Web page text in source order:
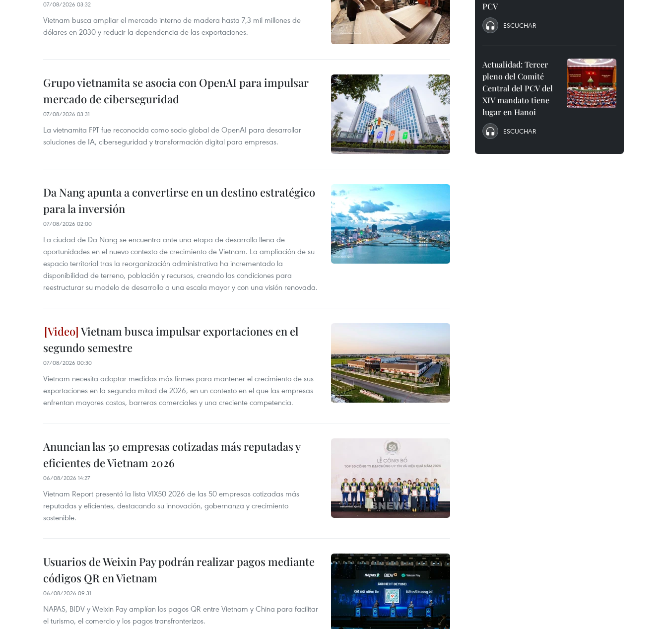
07/08/2026 03:32
Vietnam busca ampliar el mercado interno de madera hasta 7,3 mil millones de
dólares en 2030 y reducir la dependencia de las exportaciones.
Grupo vietnamita se asocia con OpenAI para impulsar
mercado de ciberseguridad
07/08/2026 03:31
La vietnamita FPT fue reconocida como socio global de OpenAI para desarrollar
soluciones de IA, ciberseguridad y transformación digital para empresas.
Da Nang apunta a convertirse en un destino estratégico
para la inversión
07/08/2026 02:00
La ciudad de Da Nang se encuentra ante una etapa de desarrollo llena de
oportunidades en el nuevo contexto de crecimiento de Vietnam. La ampliación de su
espacio territorial tras la reorganización administrativa ha incrementado la
disponibilidad de terreno, población y recursos, creando las condiciones para
reestructurar su modelo de desarrollo a una escala mayor y con una visión renovada.
Vietnam busca impulsar exportaciones en el
segundo semestre
07/08/2026 00:30
Vietnam necesita adoptar medidas más firmes para mantener el crecimiento de sus
exportaciones en la segunda mitad de 2026, en un contexto en el que las empresas
enfrentan mayores costos, barreras comerciales y una creciente competencia.
Anuncian las 50 empresas cotizadas más reputadas y
eficientes de Vietnam 2026
06/08/2026 14:27
Vietnam Report presentó la lista VIX50 2026 de las 50 empresas cotizadas más
reputadas y eficientes, destacando su innovación, gobernanza y crecimiento
sostenible.
Usuarios de Weixin Pay podrán realizar pagos mediante
códigos QR en Vietnam
06/08/2026 09:31
NAPAS, BIDV y Weixin Pay amplían los pagos QR entre Vietnam y China para facilitar
el turismo, el comercio y los pagos transfronterizos.
PCV
ESCUCHAR
Actualidad: Tercer
pleno del Comité
Central del PCV del
XIV mandato tiene
lugar en Hanoi
ESCUCHAR